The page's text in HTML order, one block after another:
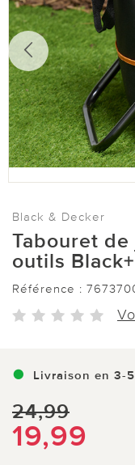
Black & Decker
Tabouret
outils
Référence :
Livraison en 3-
24,99
19,99